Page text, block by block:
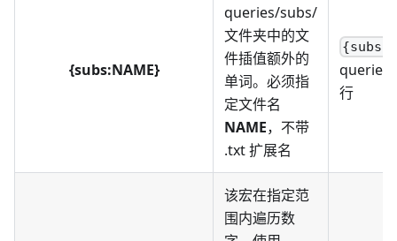
{subs:NAME}
queries/subs/
文件夹中的文
件插值额外的
单词。必须指
定文件名
NAME，不带
.txt 扩展名
行
该宏在指定范
围内遍历数